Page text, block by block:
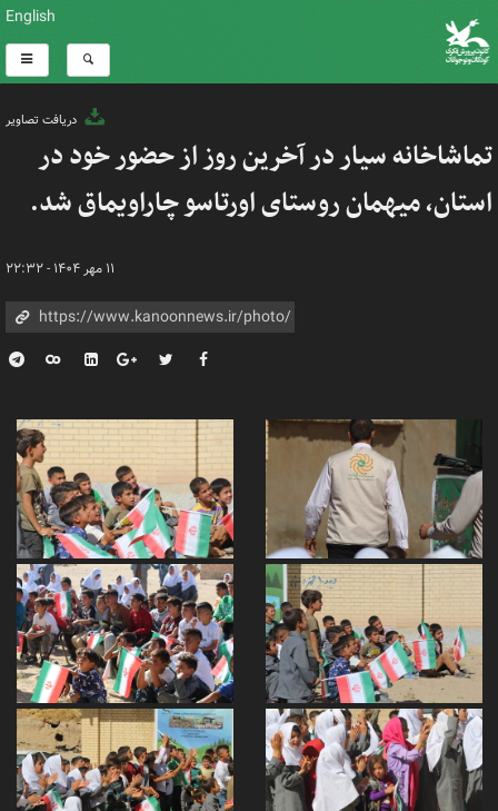
English
دریافت تصاویر
تماشاخانه سیار در آخرین روز از حضور خود در
استان، میهمان روستای اورتاسو چاراویماق شد.
۱۱ مهر ۱۴۰۴ - ۲۲:۳۲